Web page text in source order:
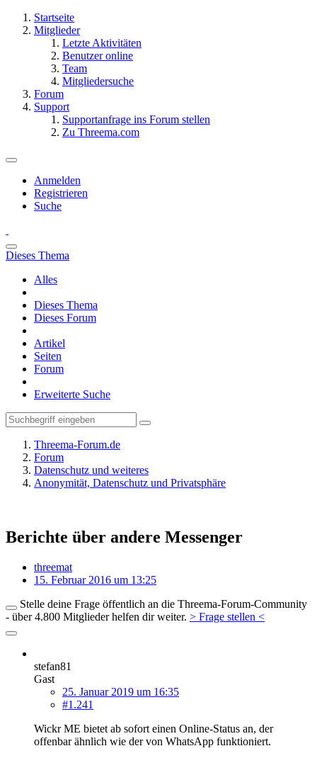
Startseite
Mitglieder
Letzte Aktivitäten
Benutzer online
Team
Mitgliedersuche
Forum
Support
Supportanfrage ins Forum stellen
Zu Threema.com
Anmelden
Registrieren
Suche
Dieses Thema
Alles
Dieses Thema
Dieses Forum
Artikel
Seiten
Forum
Erweiterte Suche
Threema-Forum.de
Forum
Datenschutz und weiteres
Anonymität, Datenschutz und Privatsphäre
Berichte über andere Messenger
threemat
15. Februar 2016 um 13:25
Stelle deine Frage öffentlich an die Threema-Forum-Community
- über 4.800 Mitglieder helfen dir weiter. > Frage stellen <
stefan81
Gast
25. Januar 2019 um 16:35
#1.241
Wickr ME bietet ab sofort einen Online-Status an, der
offenbar ähnlich wie der von WhatsApp funktioniert.